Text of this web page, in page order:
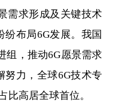
求形成及关键技术
布局6G发展。我国
组，推动6G愿景需求
努力，全球6G技术专
比高居全球首位。